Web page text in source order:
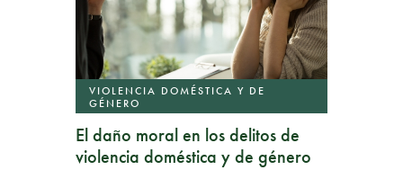
VIOLENCIA DOMÉSTICA Y DE
GÉNERO
El daño moral en los delitos de
violencia doméstica y de género